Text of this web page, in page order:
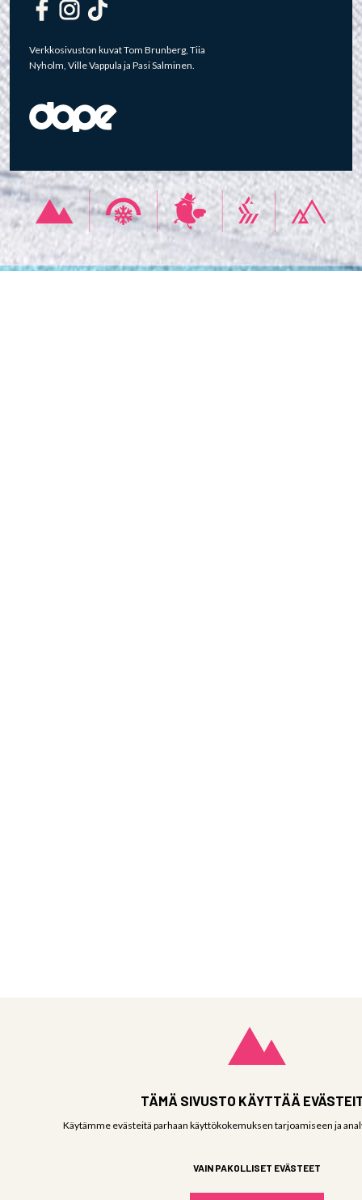
Verkkosivuston kuvat Tom Brunberg, Tiia
Nyholm, Ville Vappula ja Pasi Salminen.
TÄMÄ SIVUSTO KÄYTTÄÄ
Käytämme evästeitä parhaan käyttökokemuksen tarjoamiseen ja
VAIN PAKOLLISET EVÄSTEET